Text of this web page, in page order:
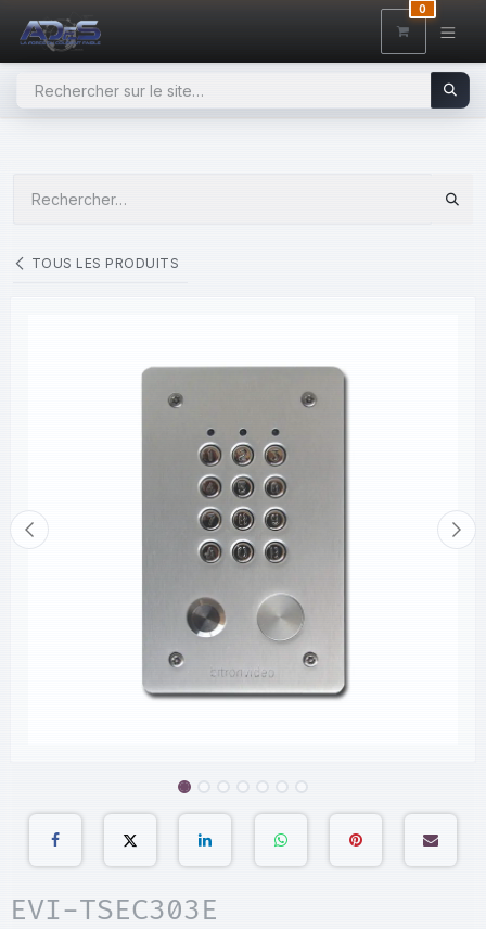
0
TOUS LES PRODUITS
EVI-TSEC303E